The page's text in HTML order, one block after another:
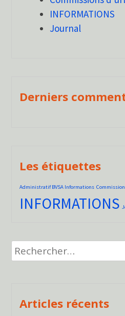
INFORMATIONS
Journal
Derniers
Les étiquettes
Administratif BVSA Informations
INFORMATIONS
Rechercher :
Articles récents